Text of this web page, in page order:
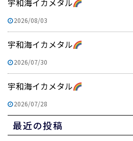
宇和海イカメタル
2026/08/03
宇和海イカメタル
2026/07/30
宇和海イカメタル
2026/07/28
最近の投稿